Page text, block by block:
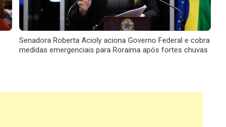
Senadora Roberta Acioly aciona Governo Federal e cobra
medidas emergenciais para Roraima após fortes chuvas